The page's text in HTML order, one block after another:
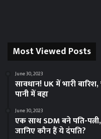
Most Viewed Posts
June 30, 2023
सावधान! UK में भारी
पानी में बहा
June 30, 2023
एक साथ SDM बने पति-
जानिए कौन हैं ये दंपति?